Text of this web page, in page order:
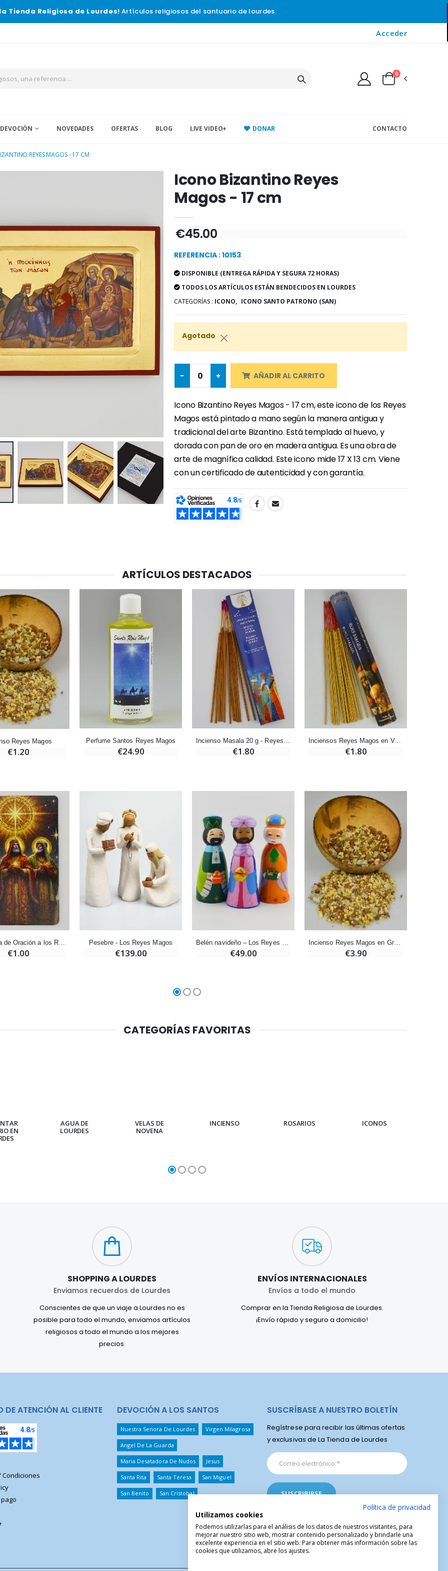
Tienda Religiosa de Lourdes! Artículos religiosos del santuario de lourdes.
Acceder
0
NOVEDADES OFERTAS BLOG LIVE VIDEO+ DONAR CONTACTO
REYES MAGOS - 17 CM
€15.00 €12.00
€7.90
-10%
€5.50 €4.95
20 Velas de Novena Blanca
€90.00 €67.50
Aceite de unción
€9.90
Vela de Novena para Sanación - 17,5 cm
€4.90
Set Incienso Benjuí + Carbón + Quemador de incienso
€21.90
€12.90
€130.00
€5.00
Pastillas de Menta con Agua de Lourdes - 130 gramos
€7.90
-10%
€5.50
20 Velas de Novena Blanca
Aceite de unción
€9.90
Vela de Novena para Sanación - 17,5 cm
Icono Bizantino Reyes
Magos - 17 cm
€45.00
REFERENCIA : 10153
DISPONIBLE (ENTREGA RÁPIDA Y SEGURA 72 HORAS)
TODOS LOS ARTÍCULOS ESTÁN BENDECIDOS EN LOURDES
CATEGORÍAS : ICONO, ICONO SANTO PATRONO (SAN)
Agotado
- + AÑADIR AL CARRITO
Icono Bizantino Reyes Magos - 17 cm, este icono de los Reyes
Magos está pintado a mano según la manera antigua y
tradicional del arte Bizantino. Está templado al huevo, y
dorada con pan de oro en madera antigua. Es una obra de
arte de magnífica calidad. Este icono mide 17 X 13 cm. Viene
con un certificado de autenticidad y con garantía.
SHARE:
ARTÍCULOS DESTACADOS
Reyes Magos
€1.20
Perfume Santos Reyes Magos
€24.90
Incienso Masala 20 g - Reyes Magos
€1.80
Inciensos Reyes Magos en Varillas
€1.80
Estampilla de Oración a los Reyes Magos
€1.00
Pesebre - Los Reyes Magos
€139.00 €49.00
Incienso Reyes Magos en Granos 50gr
€3.90
CATEGORÍAS FAVORITAS
EN
AGUA DE
LOURDES
VELAS DE
NOVENA
INCIENSO ROSARIOS ICONOS
SHOPPING A LOURDES
Enviamos recuerdos de Lourdes
Conscientes de que un viaje a Lourdes no es
posible para todo el mundo, enviamos artículos
religiosos a todo el mundo a los mejores
precios.
ENVÍOS INTERNACIONALES
Envíos a todo el mundo
Comprar en la Tienda Religiosa de Lourdes.
¡Envío rápido y seguro a domicilio!
DE ATENCIÓN AL CLIENTE
Condiciones
DEVOCIÓN A LOS SANTOS
Nuestra Senora De Lourdes Virgen Milagrosa
Angel De La Guarda
Maria Desatadora De Nudos Jesus
Santa Rita Santa Teresa San Miguel
San Benito San Cristobal
SUSCRÍBASE A NUESTRO BOLETÍN
Regístrese para recibir las últimas ofertas
y exclusivas de La Tienda de Lourdes
Política de privacidad
Utilizamos cookies
Podemos utilizarlas para el análisis de los datos de nuestros visitantes, para
mejorar nuestro sitio web, mostrar contenido personalizado y brindarle una
excelente experiencia en el sitio web. Para obtener más información sobre las
cookies que utilizamos, abre los ajustes.